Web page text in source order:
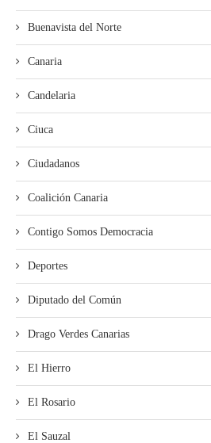
Buenavista del Norte
Canaria
Candelaria
Ciuca
Ciudadanos
Coalición Canaria
Contigo Somos Democracia
Deportes
Diputado del Común
Drago Verdes Canarias
El Hierro
El Rosario
El Sauzal